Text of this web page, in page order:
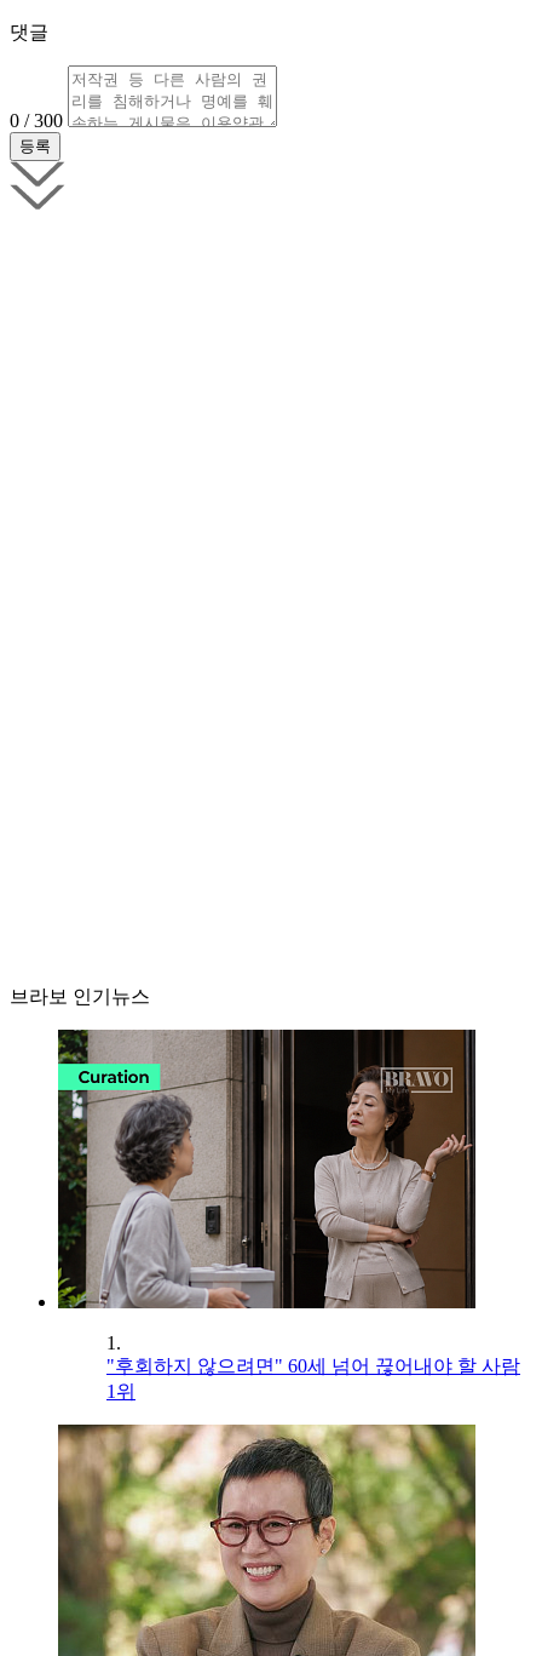
댓글
0 / 300
브라보 인기뉴스
1.
"후회하지 않으려면" 60세 넘어 끊어내야 할 사람
1위